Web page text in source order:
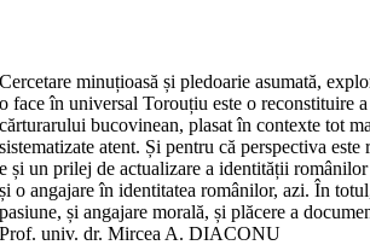
Cercetare minuțioasă și pledoarie asumată,
o face în universal Torouțiu este o reconstituire
cărturarului bucovinean, plasat în contexte tot
sistematizate atent. Și pentru că perspectiva este
e și un prilej de actua­li­zare a identității
și o angajare în identitatea românilor, azi. În
pasiune, și angajare morală, și plăcere a
Prof. univ. dr. Mircea A. DIACONU